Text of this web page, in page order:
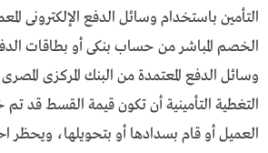
التأمين باستخدام وسائل الدفع الإلكترونى
الخصم المباشر من حساب بنكى أو بطاقات
وسائل الدفع المعتمدة من البنك المركزى
التغطية التأمينية أن تكون قيمة القسط قد
العميل أو قام بسدادها أو بتحويلها، ويحظر